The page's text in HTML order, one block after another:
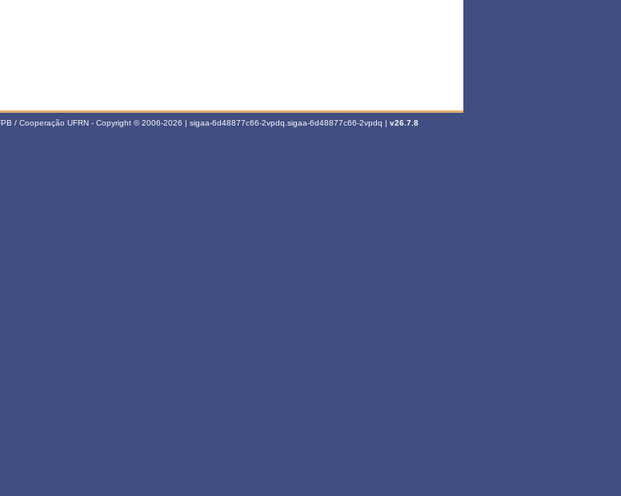
/ Cooperação UFRN - Copyright © 2006-2026 | sigaa-6d48877c66-2vpdq.sigaa-6d48877c66-2vpdq | v26.7.8